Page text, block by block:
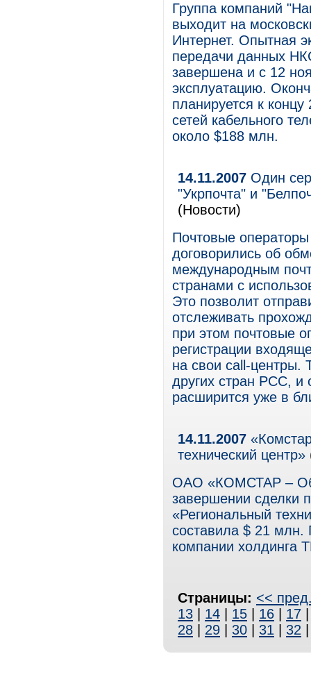
Группа компаний
выходит на
Интернет. Опытная
передачи данных
завершена и с 12
эксплуатацию.
планируется к
сетей кабельного
около $188 млн.
14.11.2007 Один
"Укрпочта" и
(Новости)
Почтовые
договорились об
международным
странами с
Это позволит
отслеживать
при этом почтовые
регистрации
на свои call-центры.
других стран РСС, и
расширится уже в
14.11.2007
технический центр»
ОАО «КОМСТАР –
завершении сделки
«Региональный
составила $ 21 млн.
компании холдинга
Страницы: <<
13
14 15 16 17
28
29 30 31 32